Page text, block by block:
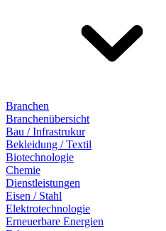
Branchen
Branchenübersicht
Bau / Infrastrukur
Bekleidung / Textil
Biotechnologie
Chemie
Dienstleistungen
Eisen / Stahl
Elektrotechnologie
Erneuerbare Energien